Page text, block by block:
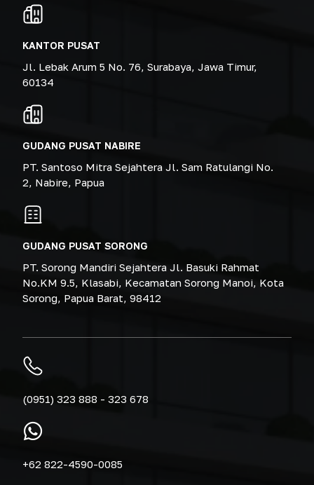
KANTOR PUSAT
Jl. Lebak Arum 5 No. 76, Surabaya, Jawa Timur,
60134
GUDANG PUSAT NABIRE
PT. Santoso Mitra Sejahtera Jl. Sam Ratulangi No.
2, Nabire, Papua
GUDANG PUSAT SORONG
PT. Sorong Mandiri Sejahtera Jl. Basuki Rahmat
No.KM 9.5, Klasabi, Kecamatan Sorong Manoi, Kota
Sorong, Papua Barat, 98412
(0951) 323 888 - 323 678
+62 822-4590-0085